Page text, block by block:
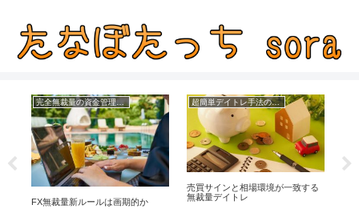
完全無裁量の資金管理FX
FX無裁量新ルールは画期的か
超簡単デイトレ手法の成績
売買サインと相場環境が一致する
無裁量デイトレ